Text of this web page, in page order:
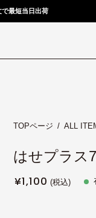
最短当日出荷
TOPページ / ALL
はせプラス
¥1,100